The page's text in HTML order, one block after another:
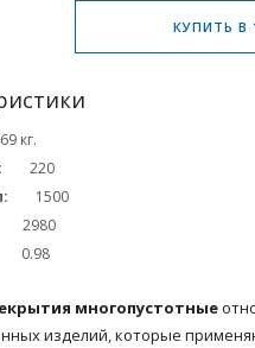
КУПИТЬ В
кг.
220
1500
2980
0.98
многопустотные
изделий, которые